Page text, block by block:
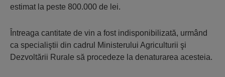
estimat la peste 800.000 de lei.
Întreaga cantitate de vin a fost indisponibilizată, urmând
ca specialiştii din cadrul Ministerului Agriculturii şi
Dezvoltării Rurale să procedeze la denaturarea acesteia.